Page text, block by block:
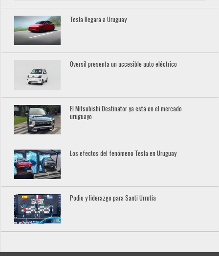
Tesla llegará a Uruguay
Oversil presenta un accesible auto eléctrico
El Mitsubishi Destinator ya está en el mercado
uruguayo
Los efectos del fenómeno Tesla en Uruguay
Podio y liderazgo para Santi Urrutia